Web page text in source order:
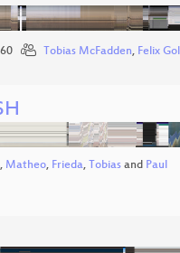
Tobias McFadden, Felix
, Matheo, Frieda, Tobias and Paul